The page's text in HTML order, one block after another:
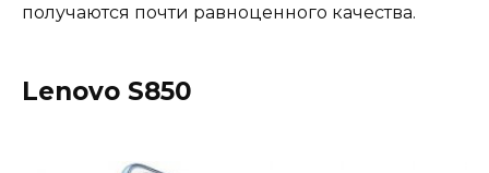
получаются почти равноценного качества.
Lenovo S850